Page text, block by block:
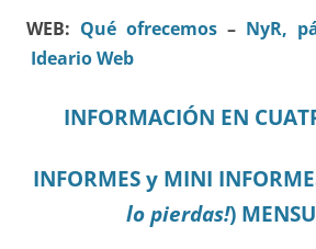
WEB: Qué ofrecemos – NyR,
Ideario Web
INFORMACIÓN EN
INFORMES y MINI
lo pierdas!)